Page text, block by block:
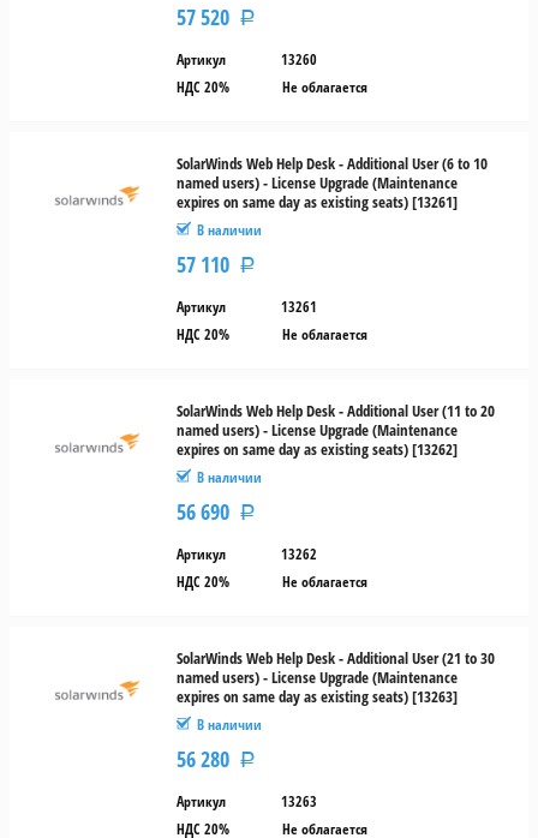
57 520 Р
Артикул
13260
НДС 20%
Не облагается
SolarWinds Web Help Desk - Additional User (6 to 10
named users) - License Upgrade (Maintenance
expires on same day as existing seats) [13261]
В наличии
57 110 Р
Артикул
13261
НДС 20%
Не облагается
SolarWinds Web Help Desk - Additional User (11 to 20
named users) - License Upgrade (Maintenance
expires on same day as existing seats) [13262]
В наличии
56 690 Р
Артикул
13262
НДС 20%
Не облагается
SolarWinds Web Help Desk - Additional User (21 to 30
named users) - License Upgrade (Maintenance
expires on same day as existing seats) [13263]
В наличии
56 280 Р
Артикул
13263
НДС 20%
Не облагается